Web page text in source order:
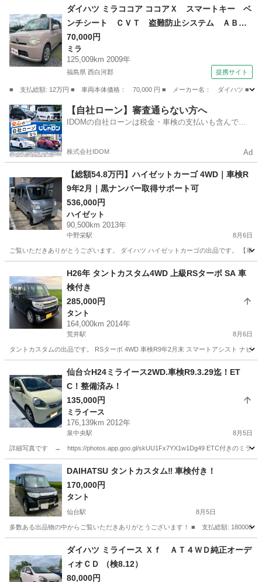
苦竹駅 ハイゼット
ダイハツ ミラココア ココアＸ スマートキー ベ
ンチシート ＣＶＴ 盗難防止システム ＡＢ
Ｓ ＣＤ 衝突安全ボディ エアコン パワース
テアリング パワーウィンドウ （検8.10）
70,000円
ミラ
125,009km 2009年
福島県 西白河郡 提携サイト
■ 支払総額: 12万円 ■ 車両本体価格： 70,000 円 ■ メーカー名： ダイハツ ■
福島 西白河郡 ミラ
【自社ローン】審査通らない方へ
IDOMの自社ローンは税金・車検の支払いも含んでい
株式会社IDOM Ad
【総額54.8万円】ハイゼットカーゴ 4WD｜車検R
9年2月｜黒ナンバー取得サポート可
536,000円
ハイゼット
90,500km 2013年
中野栄駅 8月6日
ご覧いただきありがとうございます。 ダイハツ ハイゼットカーゴの出品です。 【車
中野栄駅 ハイゼット
H26年 タントカスタム4WD 上級RSターボ SA 車
検付き
285,000円
タント
164,000km 2014年
荒井駅 8月6日
タントカスタムの出品です。 RSターボ 4WD 車検R9年2月末 スマートアシスト ナビ
荒井駅 タント
仙台☆H24ミライース2WD.車検R9.3.29迄！ET
C！整備済み！
135,000円
ミライース
176,139km 2012年
泉中央駅 8月5日
詳細写真です → https://photos.app.goo.gl/skUU1Fx7YX1w1Dg49 ETC付きのミライ
宮城 仙台市 ミライース 走行距離
DAIHATSU タントカスタム‼︎ 車検付き！
170,000円
タント
仙台駅 8月5日
多数ある出品物の中からご覧いただきありがとうございます！ ■ 支払総額:
仙台駅 タント
ダイハツ ミライース Ｘｆ ＡＴ４ＷＤ純正オーデ
ィオＣＤ （検8.12）
80,000円